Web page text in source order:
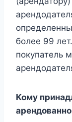
более 99
покупатель
Кому